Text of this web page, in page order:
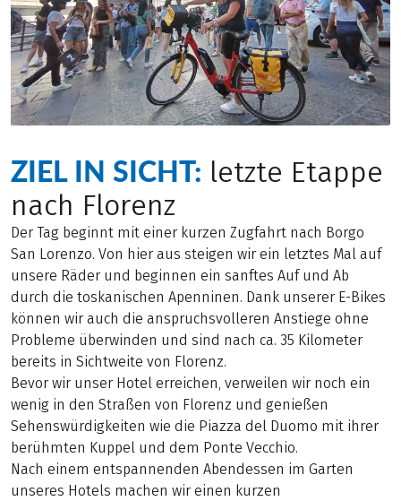
ZIEL IN SICHT: letzte Etappe
nach Florenz
Der Tag beginnt mit einer kurzen Zugfahrt nach Borgo
San Lorenzo. Von hier aus steigen wir ein letztes Mal auf
unsere Räder und beginnen ein sanftes Auf und Ab
durch die toskanischen Apenninen. Dank unserer E-Bikes
können wir auch die anspruchsvolleren Anstiege ohne
Probleme überwinden und sind nach ca. 35 Kilometer
bereits in Sichtweite von Florenz.
Bevor wir unser Hotel erreichen, verweilen wir noch ein
wenig in den Straßen von Florenz und genießen
Sehenswürdigkeiten wie die Piazza del Duomo mit ihrer
berühmten Kuppel und dem Ponte Vecchio.
Nach einem entspannenden Abendessen im Garten
unseres Hotels machen wir einen kurzen